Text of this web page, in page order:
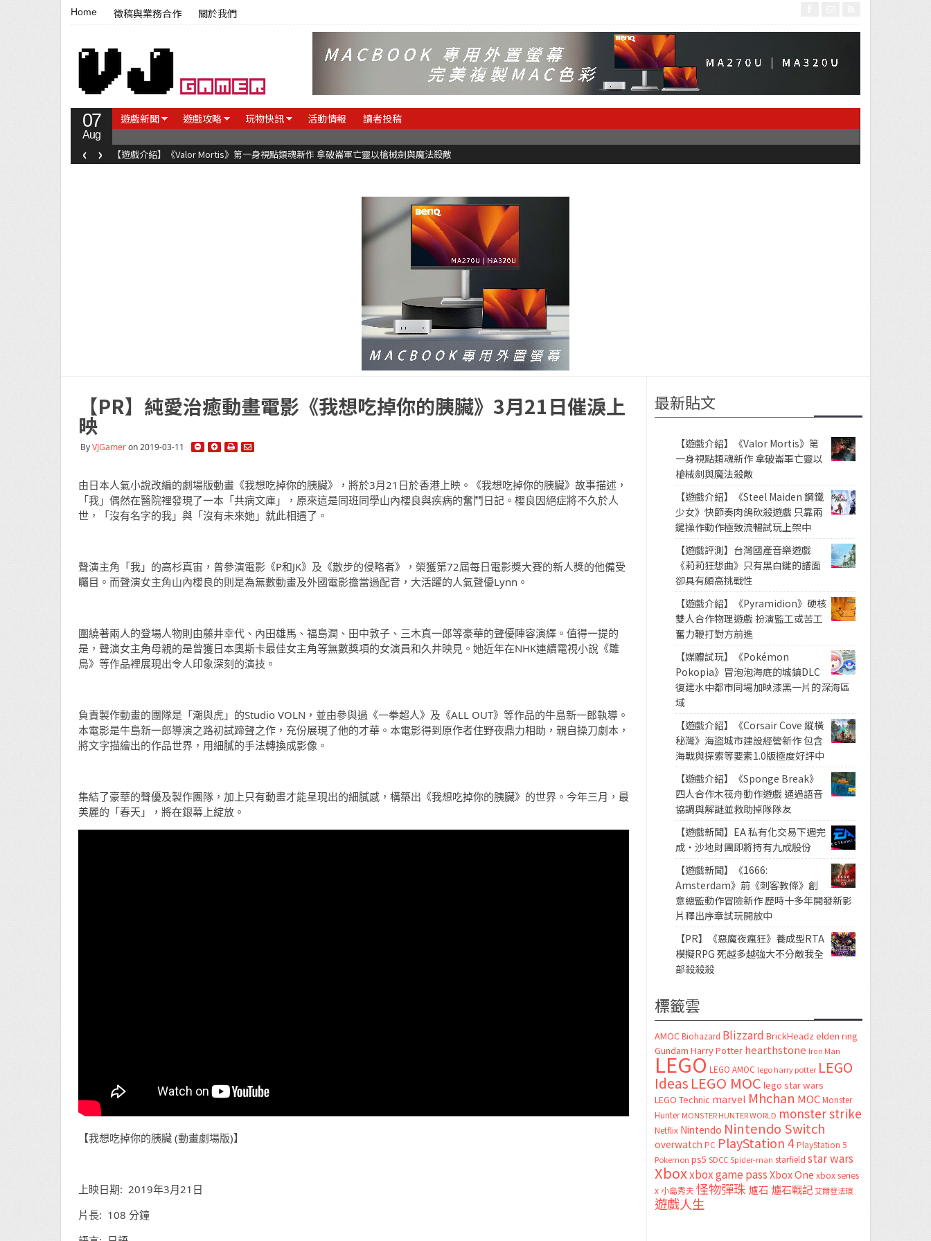
Home 徵稿與業務合作 關於我們
07
Aug
遊戲新聞 遊戲攻略 玩物快訊 活動情報 讀者投稿
【遊戲介紹】《Valor Mortis》第一身視點類魂新作 拿破崙軍亡靈以槍械劍與魔法殺敵
‹ ›
【PR】純愛治癒動畫電影《我想吃掉你的胰臟》3月21日催淚上
映
ByVJGameron 2019-03-11
由日本人氣小說改編的劇場版動畫《我想吃掉你的胰臟》，將於3月21日於香港上映。《我想吃掉你的胰臟》故事描述，
「我」偶然在醫院裡發現了一本「共病文庫」，原來這是同班同學山內櫻良與疾病的奮鬥日記。櫻良因絕症將不久於人
世，「沒有名字的我」與「沒有未來她」就此相遇了。
聲演主角「我」的高杉真宙，曾參演電影《P和JK》及《散步的侵略者》，榮獲第72屆每日電影獎大賽的新人獎的他備受
矚目。而聲演女主角山內櫻良的則是為無數動畫及外國電影擔當過配音，大活躍的人氣聲優Lynn。
圍繞著兩人的登場人物則由藤井幸代、內田雄馬、福島潤、田中敦子、三木真一郎等豪華的聲優陣容演繹。值得一提的
是，聲演女主角母親的是曾獲日本奧斯卡最佳女主角等無數獎項的女演員和久井映見。她近年在NHK連續電視小說《雛
鳥》等作品裡展現出令人印象深刻的演技。
負責製作動畫的團隊是「潮與虎」的Studio VOLN，並由參與過《一拳超人》及《ALL OUT》等作品的牛島新一郎執導。
本電影是牛島新一郎導演之路初試蹄聲之作，充份展現了他的才華。本電影得到原作者住野夜鼎力相助，親自操刀劇本，
將文字描繪出的作品世界，用細膩的手法轉換成影像。
集結了豪華的聲優及製作團隊，加上只有動畫才能呈現出的細膩感，構築出《我想吃掉你的胰臟》的世界。今年三月，最
美麗的「春天」，將在銀幕上綻放。
【我想吃掉你的胰臟 (動畫劇場版)】
上映日期: 2019年3月21日
片長: 108 分鐘
最新貼文
【遊戲介紹】《Valor Mortis》第
一身視點類魂新作 拿破崙軍亡靈以
槍械劍與魔法殺敵
【遊戲介紹】《Steel Maiden 鋼鐵
少女》快節奏肉鴿砍殺遊戲 只靠兩
鍵操作動作極致流暢試玩上架中
【遊戲評測】台灣國產音樂遊戲
《莉莉狂想曲》只有黑白鍵的譜面
卻具有頗高挑戰性
【遊戲介紹】《Pyramidion》硬核
雙人合作物理遊戲 扮演監工或苦工
奮力鞭打對方前進
【媒體試玩】《Pokémon
Pokopia》冒泡泡海底的城鎮DLC
復建水中都市同場加映漆黑一片的深海區
域
【遊戲介紹】《Corsair Cove 縱橫
秘灣》海盜城市建設經營新作 包含
海戰與探索等要素1.0版極度好評中
【遊戲介紹】《Sponge Break》
四人合作木筏舟動作遊戲 通過語音
協調與解謎並救助掉隊隊友
【遊戲新聞】EA 私有化交易下週完
成・沙地財團即將持有九成股份
【遊戲新聞】《1666:
Amsterdam》前《刺客教條》創
意總監動作冒險新作 歷時十多年開發新影
片釋出序章試玩開放中
【PR】《惡魔夜瘋狂》養成型RTA
模擬RPG 死越多越強大不分敵我全
部殺殺殺
標籤雲
AMOC Biohazard Blizzard BrickHeadz elden ring
Gundam Harry Potter hearthstone Iron Man
LEGO LEGO AMOC lego harry potter LEGO
Ideas LEGO MOC lego star wars
LEGO Technic marvel Mhchan MOC Monster
Hunter MONSTER HUNTER WORLD monster strike
Netflix Nintendo Nintendo Switch
overwatch PC PlayStation 4 PlayStation 5
Pokemon ps5 SDCC Spider-man starfield star wars
Xboxxbox game passXbox One xbox series
x 小島秀夫怪物彈珠 爐石 爐石戰記艾爾登法環
遊戲人生